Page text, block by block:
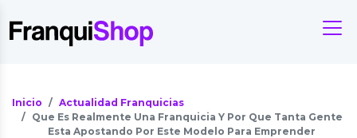
Inicio
Actualidad Franquicias
Que Es Realmente Una Franquicia Y Por Que Tanta Gente
Esta Apostando Por Este Modelo Para Emprender